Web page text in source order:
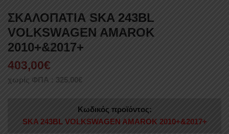
ΣΚΑΛΟΠΑΤΙΑ SKA 243BL
VOLKSWAGEN AMAROK
2010+&2017+
403,00€
χωρίς ΦΠΑ : 325,00€
Κωδικός προϊόντος:
SKA 243BL VOLKSWAGEN AMAROK 2010+&2017+